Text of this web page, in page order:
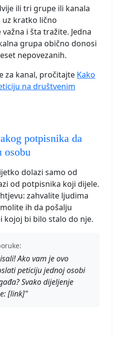
ili tri grupe ili kanala
uz kratko lično
i šta tražite. Jedna
grupa obično donosi
nepovezanih.
za kanal, pročitajte Kako
na društvenim
potpisnika da
osobu
dolazi samo od
od potpisnika koji dijele.
zahvalite ljudima
ih da pošalju
kojoj bi bilo stalo do nje.
Ako vam je ovo
peticiju jednoj osobi
Svako dijeljenje
[link]"